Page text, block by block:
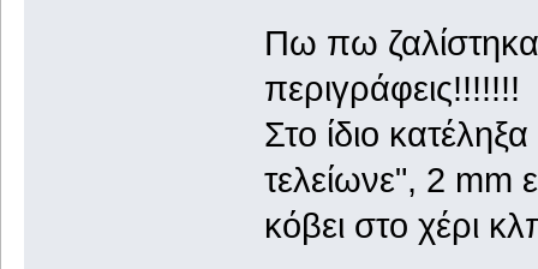
Πω πω
περιγράφεις!!!!!!!
Στο ίδιο
τελείωνε", 2 mm
κόβει στο χέρι